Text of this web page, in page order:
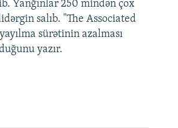
Yanğınlar 250 mindən çox
salıb. "The Associated
sürətinin azalması
yazır.